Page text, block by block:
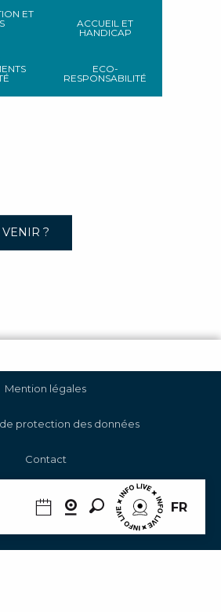
Recherche FR
ET
ACCUEIL ET
HANDICAP
ECO-
RESPONSABILITÉ
?
Mention légales
protection des données
Contact